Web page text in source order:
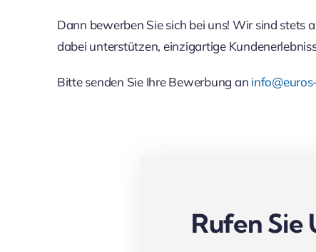
Dann bewerben Sie sich bei uns! Wir sind stets
dabei unterstützen, einzigartige
Bitte senden Sie Ihre Bewerbung an
Rufen Sie